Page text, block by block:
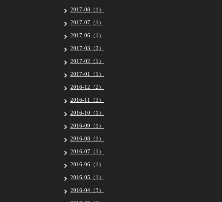
2017-08（1）
2017-07（1）
2017-06（1）
2017-03（2）
2017-02（1）
2017-01（1）
2016-12（2）
2016-11（3）
2016-10（1）
2016-09（1）
2016-08（1）
2016-07（1）
2016-06（1）
2016-05（1）
2016-04（3）